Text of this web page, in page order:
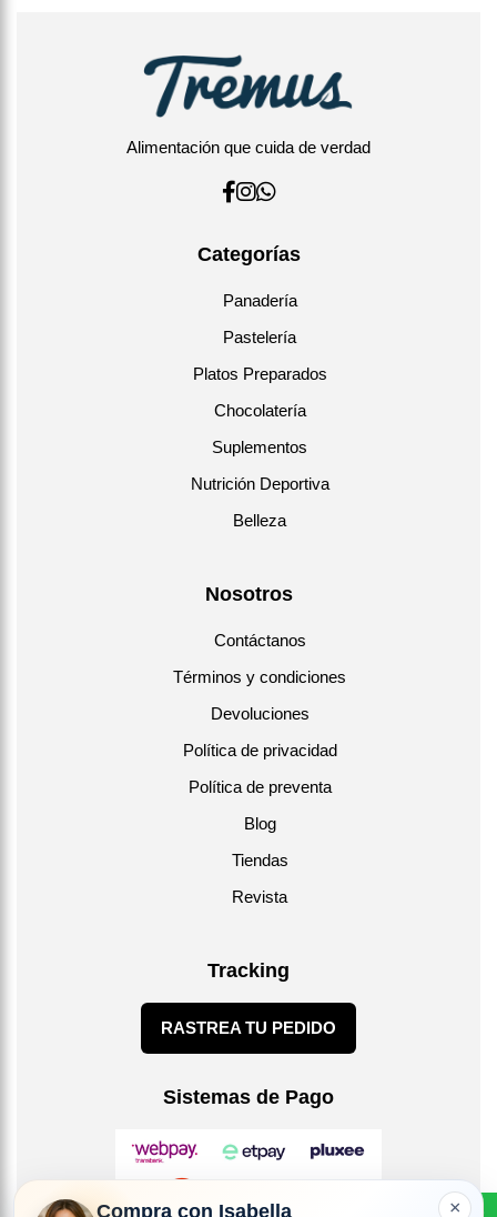
Alimentación que cuida de verdad
Categorías
Panadería
Pastelería
Platos Preparados
Chocolatería
Suplementos
Nutrición Deportiva
Belleza
Nosotros
Contáctanos
Términos y condiciones
Devoluciones
Política de privacidad
Política de preventa
Blog
Tiendas
Revista
Tracking
RASTREA TU PEDIDO
Sistemas de Pago